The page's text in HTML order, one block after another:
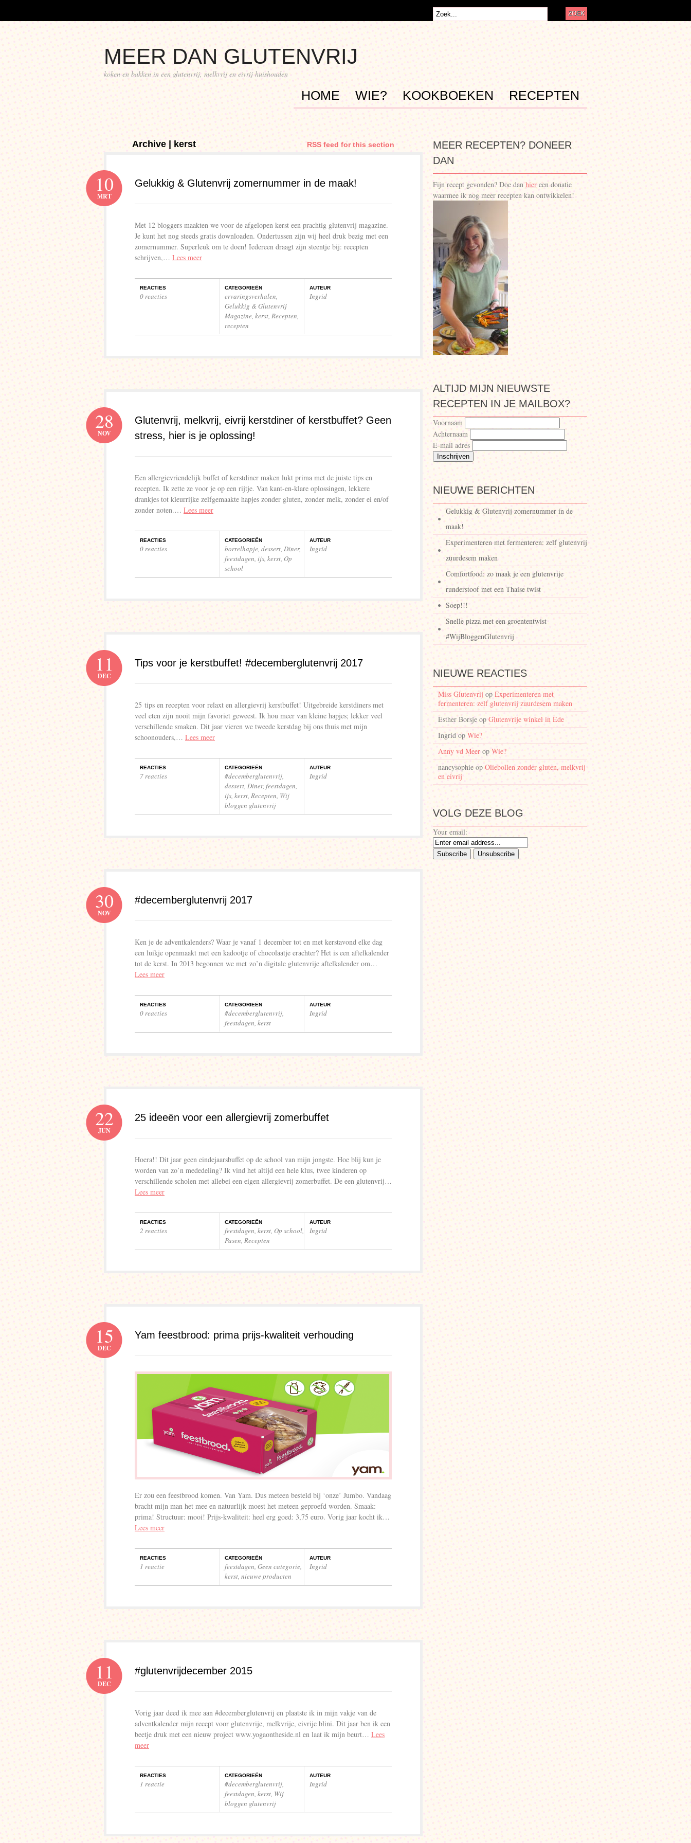
MEER DAN GLUTENVRIJ
koken en bakken in een glutenvrij, melkvrij en eivrij huishouden
HOME WIE? KOOKBOEKEN RECEPTEN
Archive | kerst RSS feed for this section
Gelukkig & Glutenvrij zomernummer in de maak!
10
MRT
Met 12 bloggers maakten we voor de afgelopen kerst een prachtig glutenvrij magazine.
Je kunt het nog steeds gratis downloaden. Ondertussen zijn wij heel druk bezig met een
zomernummer. Superleuk om te doen! Iedereen draagt zijn steentje bij: recepten
schrijven,… Lees meer
REACTIES
0 reacties
CATEGORIEËN
ervaringsverhalen,
Gelukkig & Glutenvrij
Magazine, kerst, Recepten,
recepten
AUTEUR
Ingrid
Glutenvrij, melkvrij, eivrij kerstdiner of kerstbuffet? Geen
stress, hier is je oplossing!
28
NOV
Een allergievriendelijk buffet of kerstdiner maken lukt prima met de juiste tips en
recepten. Ik zette ze voor je op een rijtje. Van kant-en-klare oplossingen, lekkere
drankjes tot kleurrijke zelfgemaakte hapjes zonder gluten, zonder melk, zonder ei en/of
zonder noten.… Lees meer
REACTIES
0 reacties
CATEGORIEËN
borrelhapje, dessert, Diner,
feestdagen, ijs, kerst, Op
school
AUTEUR
Ingrid
Tips voor je kerstbuffet! #decemberglutenvrij 2017
11
DEC
25 tips en recepten voor relaxt en allergievrij kerstbuffet! Uitgebreide kerstdiners met
veel eten zijn nooit mijn favoriet geweest. Ik hou meer van kleine hapjes; lekker veel
verschillende smaken. Dit jaar vieren we tweede kerstdag bij ons thuis met mijn
schoonouders,… Lees meer
REACTIES
7 reacties
CATEGORIEËN
#decemberglutenvrij,
dessert, Diner, feestdagen,
ijs, kerst, Recepten, Wij
bloggen glutenvrij
AUTEUR
Ingrid
#decemberglutenvrij 2017
30
NOV
Ken je de adventkalenders? Waar je vanaf 1 december tot en met kerstavond elke dag
een luikje openmaakt met een kadootje of chocolaatje erachter? Het is een aftelkalender
tot de kerst. In 2013 begonnen we met zo’n digitale glutenvrije aftelkalender om…
Lees meer
REACTIES
0 reacties
CATEGORIEËN
#decemberglutenvrij,
feestdagen, kerst
AUTEUR
Ingrid
25 ideeën voor een allergievrij zomerbuffet
22
JUN
Hoera!! Dit jaar geen eindejaarsbuffet op de school van mijn jongste. Hoe blij kun je
worden van zo’n mededeling? Ik vind het altijd een hele klus, twee kinderen op
verschillende scholen met allebei een eigen allergievrij zomerbuffet. De een glutenvrij…
Lees meer
REACTIES
2 reacties
CATEGORIEËN
feestdagen, kerst, Op school,
Pasen, Recepten
AUTEUR
Ingrid
Yam feestbrood: prima prijs-kwaliteit verhouding
15
DEC
Er zou een feestbrood komen. Van Yam. Dus meteen besteld bij ‘onze’ Jumbo. Vandaag
bracht mijn man het mee en natuurlijk moest het meteen geproefd worden. Smaak:
prima! Structuur: mooi! Prijs-kwaliteit: heel erg goed: 3,75 euro. Vorig jaar kocht ik…
Lees meer
REACTIES
1 reactie
CATEGORIEËN
feestdagen, Geen categorie,
kerst, nieuwe producten
AUTEUR
Ingrid
#glutenvrijdecember 2015
11
DEC
Vorig jaar deed ik mee aan #decemberglutenvrij en plaatste ik in mijn vakje van de
adventkalender mijn recept voor glutenvrije, melkvrije, eivrije blini. Dit jaar ben ik een
beetje druk met een nieuw project www.yogaontheside.nl en laat ik mijn beurt… Lees
meer
REACTIES
1 reactie
CATEGORIEËN
#decemberglutenvrij,
feestdagen, kerst, Wij
bloggen glutenvrij
AUTEUR
Ingrid
MEER RECEPTEN? DONEER
DAN
Fijn recept gevonden? Doe dan hier een donatie
waarmee ik nog meer recepten kan ontwikkelen!
ALTIJD MIJN NIEUWSTE
RECEPTEN IN JE MAILBOX?
Voornaam
Achternaam
E-mail adres
NIEUWE BERICHTEN
Gelukkig & Glutenvrij zomernummer in de
maak!
Experimenteren met fermenteren: zelf glutenvrij
zuurdesem maken
Comfortfood: zo maak je een glutenvrije
runderstoof met een Thaise twist
Soep!!!
Snelle pizza met een groententwist
#WijBloggenGlutenvrij
NIEUWE REACTIES
Miss Glutenvrij op Experimenteren met
fermenteren: zelf glutenvrij zuurdesem maken
Esther Borsje op Glutenvrije winkel in Ede
Ingrid op Wie?
Anny vd Meer op Wie?
nancysophie op Oliebollen zonder gluten, melkvrij
en eivrij
VOLG DEZE BLOG
Your email: